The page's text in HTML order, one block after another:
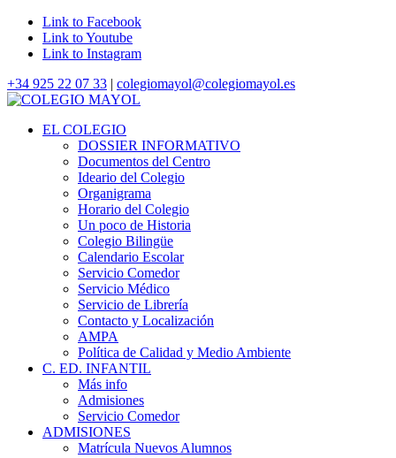
Link to Facebook
Link to Youtube
Link to Instagram
+34 925 22 07 33 | colegiomayol@colegiomayol.es
EL COLEGIO
DOSSIER INFORMATIVO
Documentos del Centro
Ideario del Colegio
Organigrama
Horario del Colegio
Un poco de Historia
Colegio Bilingüe
Calendario Escolar
Servicio Comedor
Servicio Médico
Servicio de Librería
Contacto y Localización
AMPA
Política de Calidad y Medio Ambiente
C. ED. INFANTIL
Más info
Admisiones
Servicio Comedor
ADMISIONES
Matrícula Nuevos Alumnos